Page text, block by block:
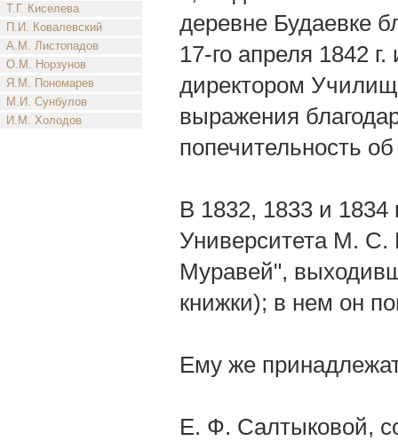
Т.Г. Киселева
П.И. Ковалевский
А.М. Листопадов
О.М. Норзунов
Я.М. Пономарев
М.И. Сунбулов
И.М. Холодов
деревне Будаевке
17-го апреля 1842
директором
выражения
попечительность
В 1832, 1833 и 1834
Университета M.
Муравей",
книжки); в нем он
Ему же
Е. Ф. Салтыковой,